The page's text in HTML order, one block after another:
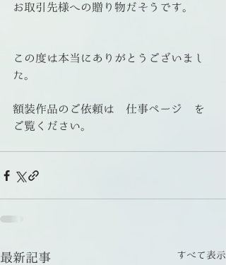
お取引先様への贈り物だそうです。
この度は本当にありがとうございまし
た。
額装作品のご依頼は　仕事ページ　を
ご覧ください。
最新記事 すべて表示